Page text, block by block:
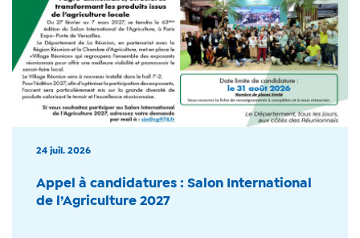
24 juil. 2026
Appel à candidatures : Salon International
de l’Agriculture 2027